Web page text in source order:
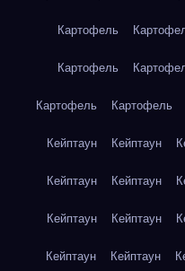
Картофель
Картофель
Картофель Картофель
Кейптаун Кейптаун
Кейптаун Кейптаун
Кейптаун Кейптаун
Кейптаун Кейптаун